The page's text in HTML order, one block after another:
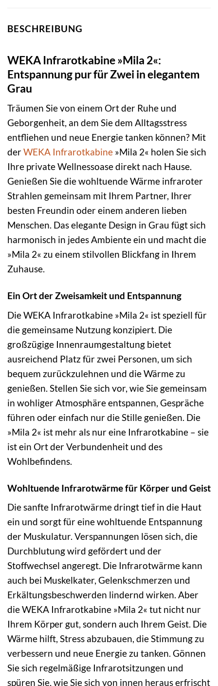
BESCHREIBUNG
WEKA Infrarotkabine »Mila 2«:
Entspannung pur für Zwei in elegantem
Grau
Träumen Sie von einem Ort der Ruhe und
Geborgenheit, an dem Sie dem Alltagsstress
entfliehen und neue Energie tanken können? Mit
derWEKA Infrarotkabine »Mila 2« holen Sie sich
Ihre private Wellnessoase direkt nach Hause.
Genießen Sie die wohltuende Wärme infraroter
Strahlen gemeinsam mit Ihrem Partner, Ihrer
besten Freundin oder einem anderen lieben
Menschen. Das elegante Design in Grau fügt sich
harmonisch in jedes Ambiente ein und macht die
»Mila 2« zu einem stilvollen Blickfang in Ihrem
Zuhause.
Ein Ort der Zweisamkeit und Entspannung
Die WEKA Infrarotkabine »Mila 2« ist speziell für
die gemeinsame Nutzung konzipiert. Die
großzügige Innenraumgestaltung bietet
ausreichend Platz für zwei Personen, um sich
bequem zurückzulehnen und die Wärme zu
genießen. Stellen Sie sich vor, wie Sie gemeinsam
in wohliger Atmosphäre entspannen, Gespräche
führen oder einfach nur die Stille genießen. Die
»Mila 2« ist mehr als nur eine Infrarotkabine – sie
ist ein Ort der Verbundenheit und des
Wohlbefindens.
Wohltuende Infrarotwärme für Körper und Geist
Die sanfte Infrarotwärme dringt tief in die Haut
ein und sorgt für eine wohltuende Entspannung
der Muskulatur. Verspannungen lösen sich, die
Durchblutung wird gefördert und der
Stoffwechsel angeregt. Die Infrarotwärme kann
auch bei Muskelkater, Gelenkschmerzen und
Erkältungsbeschwerden lindernd wirken. Aber
die WEKA Infrarotkabine »Mila 2« tut nicht nur
Ihrem Körper gut, sondern auch Ihrem Geist. Die
Wärme hilft, Stress abzubauen, die Stimmung zu
verbessern und neue Energie zu tanken. Gönnen
Sie sich regelmäßige Infrarotsitzungen und
spüren Sie, wie Sie sich von innen heraus erfrischt